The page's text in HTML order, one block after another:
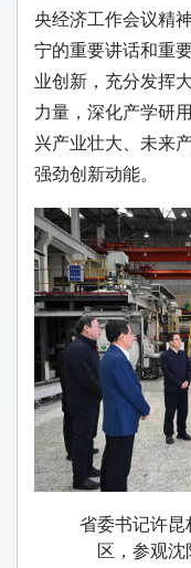
央经济工作会议精
宁的重要讲话和重
业创新，充分发挥
力量，深化产学研
兴产业壮大、未来
强劲创新动能。
省委书记许昆
区，参观沈